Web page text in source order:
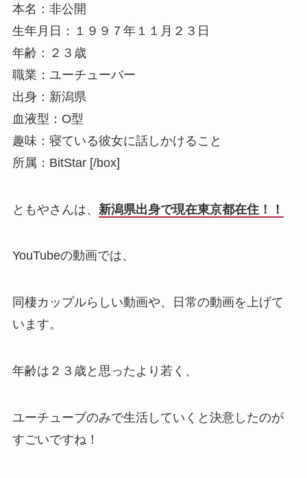
本名：非公開
生年月日：１９９７年１１月２３日
年齢：２３歳
職業：ユーチューバー
出身：新潟県
血液型：O型
趣味：寝ている彼女に話しかけること
所属：BitStar [/box]
ともやさんは、 新潟県出身で現在東京都在住！！
YouTubeの動画では、
同棲カップルらしい動画や、日常の動画を上げて
います。
年齢は２３歳と思ったより若く、
ユーチューブのみで生活していくと決意したのが
すごいですね！